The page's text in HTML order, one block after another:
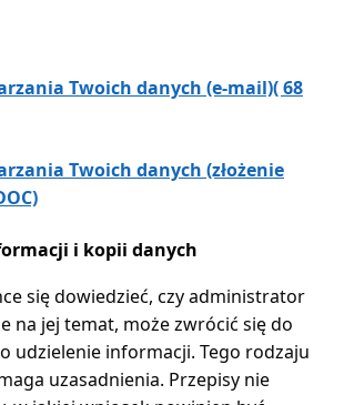
Twoich danych (e-mail)( 68
Twoich danych (złożenie
i kopii danych
się dowiedzieć, czy administrator
na jej temat, może zwrócić się do
udzielenie informacji. Tego rodzaju
uzasadnienia. Przepisy nie